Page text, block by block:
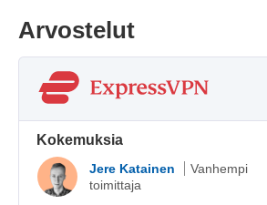
Arvostelut
Kokemuksia
Jere Katainen
Vanhempi
toimittaja